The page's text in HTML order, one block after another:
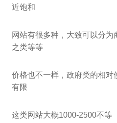
近饱和
网站有很多种，大致可以分
之类等等
价格也不一样，政府类的相
有限
这类网站大概1000-2500不等